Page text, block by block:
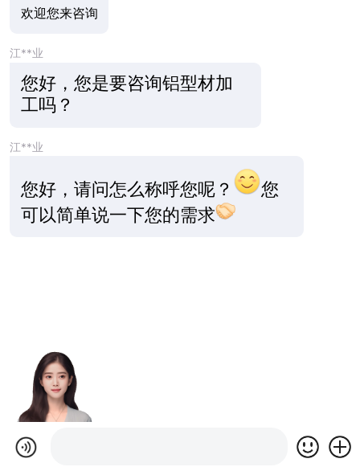
欢迎您来咨询
江**业
您好，您是要咨询铝型材加
工吗？
江**业
您好，请问怎么称呼您呢？
您
可以简单说一下您的需求